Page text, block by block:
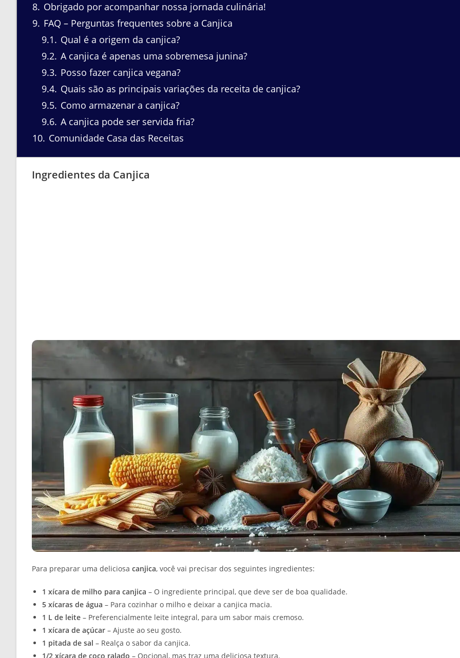
8 Obrigado por acompanhar nossa jornada culinária!
9 FAQ – Perguntas frequentes sobre a Canjica
9.1
Qual é a origem da canjica?
9.2 A canjica é apenas uma sobremesa junina?
9.3 Posso fazer canjica vegana?
9.4 Quais são as principais variações da receita de canjica?
9.5 Como armazenar a canjica?
9.6 A canjica pode ser servida fria?
10 Comunidade Casa das Receitas
Ingredientes da Canjica
Para preparar uma deliciosa canjica, você vai precisar dos seguintes ingredientes:
1 xícara de milho para canjica – O ingrediente principal, que deve ser de boa qualidade.
5 xícaras de água – Para cozinhar o milho e deixar a canjica macia.
1 L de leite – Preferencialmente leite integral, para um sabor mais cremoso.
1 xícara de açúcar – Ajuste ao seu gosto.
1 pitada de sal – Realça o sabor da canjica.
1/2 xícara de coco ralado – Opcional, mas traz uma deliciosa textura.